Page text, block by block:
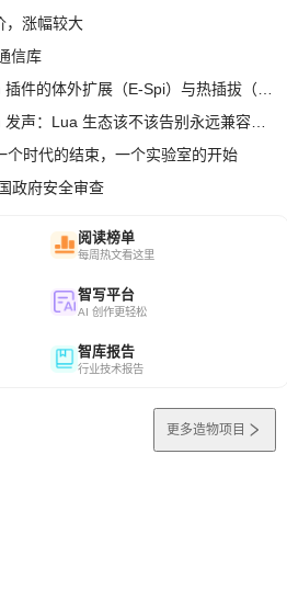
，涨幅较大
信库
时代的结束，一个实验室的开始
政府安全审查
阅读榜单
每周热文看这里
智写平台
AI 创作更轻松
智库报告
行业技术报告
更多造物项目